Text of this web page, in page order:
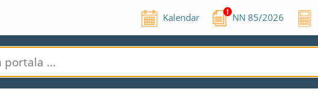
Kalendar NN85/2026